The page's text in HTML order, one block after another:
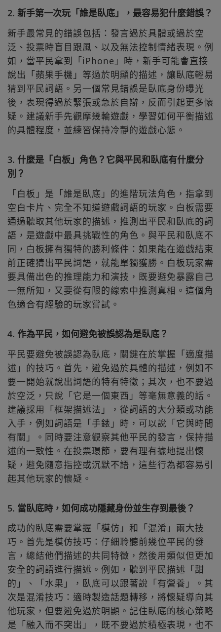
2. 新手第一次玩「誰是臥底」，最容易犯什麼錯誤？
新手最常見的錯誤包括：發言過於具體或過於空
泛、投票時盲目跟風、以及無法控制情緒表現。例
如，當平民拿到「iPhone」時，新手可能會直接
說出「蘋果手機」等過於明顯的描述，讓臥底輕易
猜到平民詞語。另一個常見錯誤是臥底身份曝光
後，表現得過於緊張或急於自辯，反而引起更多懷
疑。建議新手先觀摩幾輪遊戲，學習如何平衡描述
的具體程度，並練習保持冷靜的遊戲心態。
3. 什麼是「白板」角色？它與平民和臥底有什麼分
別？
「白板」是「誰是臥底」的進階玩法角色，指拿到
空白卡片、完全不知道遊戲詞語的玩家。白板需要
通過聽取其他玩家的描述，推測出平民和臥底的詞
語，是遊戲中最具挑戰性的角色。與平民和臥底不
同，白板擁有獨特的勝利條件：如果能在遊戲結束
前正確猜出平民詞語，就能單獨獲勝。白板玩家需
要具備出色的推理能力和演技，既要避免暴露自己
一無所知，又要從有限的線索中推測真相。這個角
色適合有經驗的玩家嘗試。
4. 作為平民，如何避免被誤認為是臥底？
平民要避免被誤認為臥底，關鍵在於掌握「適度描
述」的技巧。首先，避免過於具體的描述，例如不
要一開始就說出詞語的特有特徵；其次，也不要過
於空泛，只說「它是一個東西」等毫無意義的話。
建議採用「框架描述法」，從詞語的大分類或功能
入手，例如詞語是「手錶」時，可以說「它與時間
有關」。同時要注意觀察其他平民的發言，保持描
述的一致性。在投票環節，要有理有據地提出懷
疑，避免隨意指控或沉默不語，這些行為都容易引
起其他玩家的懷疑。
5. 當臥底時，如何成功隱藏身份並生存到最後？
成功的臥底需要掌握「模仿」和「混淆」兩大技
巧。首先是模仿技巧：仔細聆聽前幾位平民的發
言，總結他們描述的共同特徵，然後用類似但更加
安全的詞語進行描述。例如，聽到平民描述「甜
的」、「水果」，臥底可以跟著說「有營養」。其
次是混淆技巧：適時製造話題轉移，將懷疑導向其
他玩家，但要避免過於明顯。記住臥底的核心策略
是「融入而不突出」，既不要過於積極表現，也不